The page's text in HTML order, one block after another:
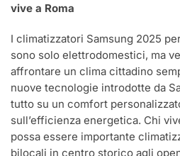
vive a Roma
I climatizzatori Samsung 2025
sono solo elettrodomestici, ma
affrontare un clima cittadino
nuove tecnologie introdotte da
tutto su un comfort
sull’efficienza energetica. Chi
possa essere importante
bilocali in centro storico agli